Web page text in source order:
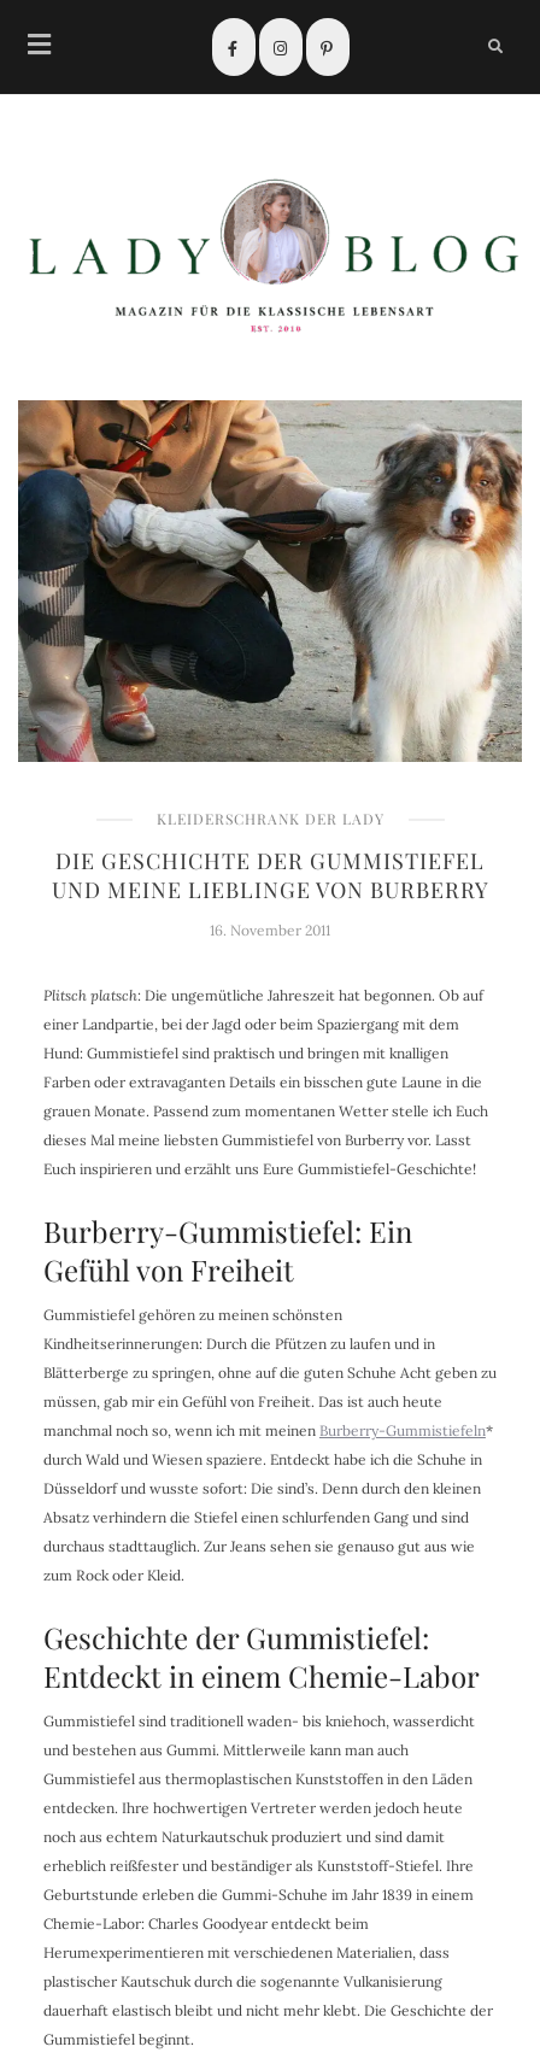
KLEIDERSCHRANK DER LADY
DIE GESCHICHTE DER GUMMISTIEFEL
UND MEINE LIEBLINGE VON BURBERRY
16. November 2011
Plitsch platsch: Die ungemütliche Jahreszeit hat begonnen. Ob auf
einer Landpartie, bei der Jagd oder beim Spaziergang mit dem
Hund: Gummistiefel sind praktisch und bringen mit knalligen
Farben oder extravaganten Details ein bisschen gute Laune in die
grauen Monate. Passend zum momentanen Wetter stelle ich Euch
dieses Mal meine liebsten Gummistiefel von Burberry vor. Lasst
Euch inspirieren und erzählt uns Eure Gummistiefel-Geschichte!
Burberry-Gummistiefel: Ein
Gefühl von Freiheit
Gummistiefel gehören zu meinen schönsten
Kindheitserinnerungen: Durch die Pfützen zu laufen und in
Blätterberge zu springen, ohne auf die guten Schuhe Acht geben zu
müssen, gab mir ein Gefühl von Freiheit. Das ist auch heute
manchmal noch so, wenn ich mit meinen Burberry-Gummistiefeln*
durch Wald und Wiesen spaziere. Entdeckt habe ich die Schuhe in
Düsseldorf und wusste sofort: Die sind’s. Denn durch den kleinen
Absatz verhindern die Stiefel einen schlurfenden Gang und sind
durchaus stadttauglich. Zur Jeans sehen sie genauso gut aus wie
zum Rock oder Kleid.
Geschichte der Gummistiefel:
Entdeckt in einem Chemie-Labor
Gummistiefel sind traditionell waden- bis kniehoch, wasserdicht
und bestehen aus Gummi. Mittlerweile kann man auch
Gummistiefel aus thermoplastischen Kunststoffen in den Läden
entdecken. Ihre hochwertigen Vertreter werden jedoch heute
noch aus echtem Naturkautschuk produziert und sind damit
erheblich reißfester und beständiger als Kunststoff-Stiefel. Ihre
Geburtstunde erleben die Gummi-Schuhe im Jahr 1839 in einem
Chemie-Labor: Charles Goodyear entdeckt beim
Herumexperimentieren mit verschiedenen Materialien, dass
plastischer Kautschuk durch die sogenannte Vulkanisierung
dauerhaft elastisch bleibt und nicht mehr klebt. Die Geschichte der
Gummistiefel beginnt.